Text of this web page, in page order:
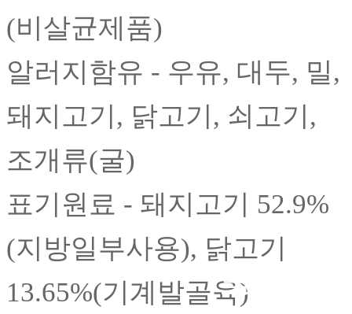
(비살균제품)
알러지함유 - 우유, 대두, 밀,
돼지고기, 닭고기, 쇠고기,
조개류(굴)
표기원료 - 돼지고기 52.9%
(지방일부사용), 닭고기
13.65%(기계발골육)
목록